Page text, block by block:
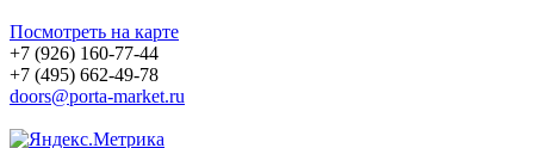
Посмотреть на карте
+7 (926) 160-77-44
+7 (495) 662-49-78
doors@porta-market.ru